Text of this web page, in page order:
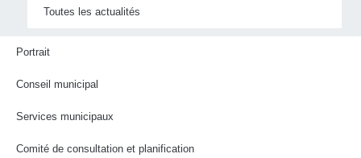
Toutes les actualités
Portrait
Conseil municipal
Services municipaux
Comité de consultation et planification